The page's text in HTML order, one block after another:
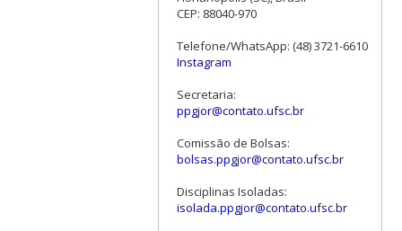
CEP: 88040-970
Telefone/WhatsApp: (48) 3721-6610
Instagram
Secretaria:
ppgjor@contato.ufsc.br
Comissão de Bolsas:
bolsas.ppgjor@contato.ufsc.br
Disciplinas Isoladas:
isolada.ppgjor@contato.ufsc.br